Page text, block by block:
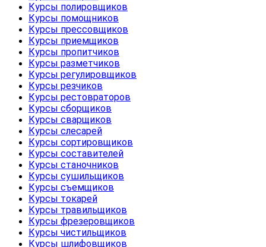
Курсы полировщиков
Курсы помощников
Курсы прессовщиков
Курсы приемщиков
Курсы пропитчиков
Курсы разметчиков
Курсы регулировщиков
Курсы резчиков
Курсы рестовраторов
Курсы сборщиков
Курсы сварщиков
Курсы слесарей
Курсы сортировщиков
Курсы составителей
Курсы станочников
Курсы сушильщиков
Курсы съемщиков
Курсы токарей
Курсы травильщиков
Курсы фрезеровщиков
Курсы чистильщиков
Курсы шлифовщиков